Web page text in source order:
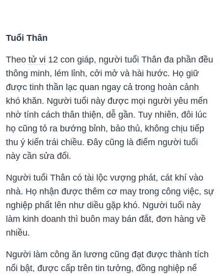
Tuổi Thân
Theo tử vi 12 con giáp, người tuổi Thân đa phần đều
thông minh, lém lỉnh, cởi mở và hài hước. Họ giữ
được tinh thần lạc quan ngay cả trong hoàn cảnh
khó khăn. Người tuổi này được mọi người yêu mến
nhờ tính cách thân thiện, dễ gần. Tuy nhiên, đôi lúc
họ cũng tỏ ra bướng bỉnh, bảo thủ, không chịu tiếp
thu ý kiến trái chiều. Đây cũng là điểm người tuổi
này cần sửa đổi.
Người tuổi Thân có tài lộc vượng phát, cát khí vào
nhà. Họ nhận được thêm cơ may trong công việc, sự
nghiệp phất lên như diều gặp khó. Người tuổi này
làm kinh doanh thì buôn may bán đắt, đơn hàng về
nhiều.
Người làm công ăn lương cũng đạt được thành tích
nổi bật, được cấp trên tin tưởng, đồng nghiệp nể